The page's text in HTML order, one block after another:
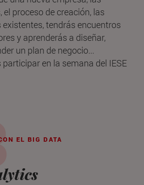
proceso de creación, las
tendrás encuentros
y aprenderás a diseñar,
un plan de negocio...
en la semana del IESE
EL BIG DATA